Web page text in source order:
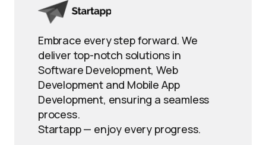
Embrace every step forward. We
deliver top-notch solutions in
Software Development, Web
Development and Mobile App
Development, ensuring a seamless
process.
Startapp — enjoy every progress.